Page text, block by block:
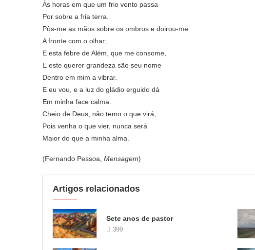
Às horas em que um frio vento passa
Por sobre a fria terra.
Pôs-me as mãos sobre os ombros e doirou-me
A fronte com o olhar;
E esta febre de Além, que me consome,
E este querer grandeza são seu nome
Dentro em mim a vibrar.
E eu vou, e a luz do gládio erguido dá
Em minha face calma.
Cheio de Deus, não temo o que virá,
Pois venha o que vier, nunca será
Maior do que a minha alma.
(Fernando Pessoa, Mensagem)
Artigos relacionados
Sete anos de pastor
399